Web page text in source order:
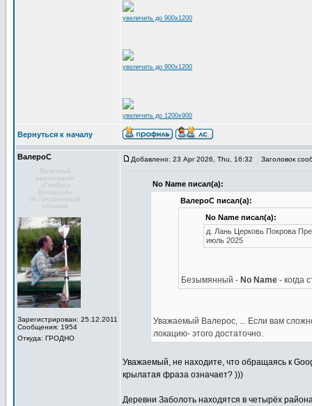
увеличить до 900x1200
увеличить до 900x1200
увеличить до 1200x900
Вернуться к началу
ВалероС
Почётный
веломаньяк
«Глобуса
Беларуси»
по Гродненской
области
Зарегистрирован: 25.12.2011
Сообщения: 1954
Откуда: ГРОДНО
Добавлено: 23 Apr 2026, Thu, 16:32 Заголовок
No Name писал(а):
ВалероС писал(а):
No Name писал(а):
д. Лань Церковь Покрова
июль 2025
Безымянный - No Name - когда
Уважаемый Валерос, ... Если вам
локацию- этого достаточно.
Уважаемый, не находите, что обращаясь к
крылатая фраза означает? )))
Деревни Заболоть находятся в четырёх